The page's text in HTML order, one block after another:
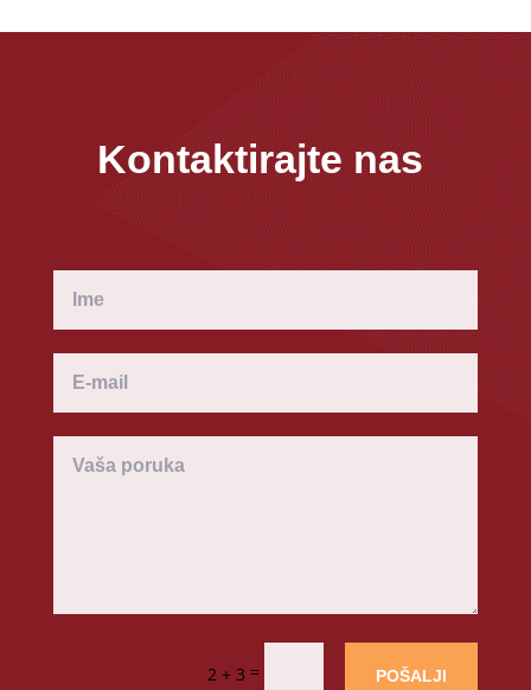
Kontaktirajte nas
2 + 3 = POŠALJI